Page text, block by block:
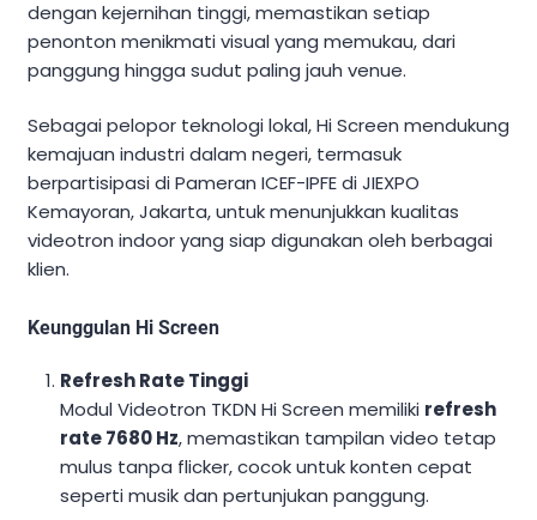
dengan kejernihan tinggi, memastikan setiap
penonton menikmati visual yang memukau, dari
panggung hingga sudut paling jauh venue.
Sebagai pelopor teknologi lokal, Hi Screen mendukung
kemajuan industri dalam negeri, termasuk
berpartisipasi di Pameran ICEF-IPFE di JIEXPO
Kemayoran, Jakarta, untuk menunjukkan kualitas
videotron indoor yang siap digunakan oleh berbagai
klien.
Keunggulan Hi Screen
Refresh Rate Tinggi
Modul Videotron TKDN Hi Screen memiliki refresh
rate 7680 Hz, memastikan tampilan video tetap
mulus tanpa flicker, cocok untuk konten cepat
seperti musik dan pertunjukan panggung.